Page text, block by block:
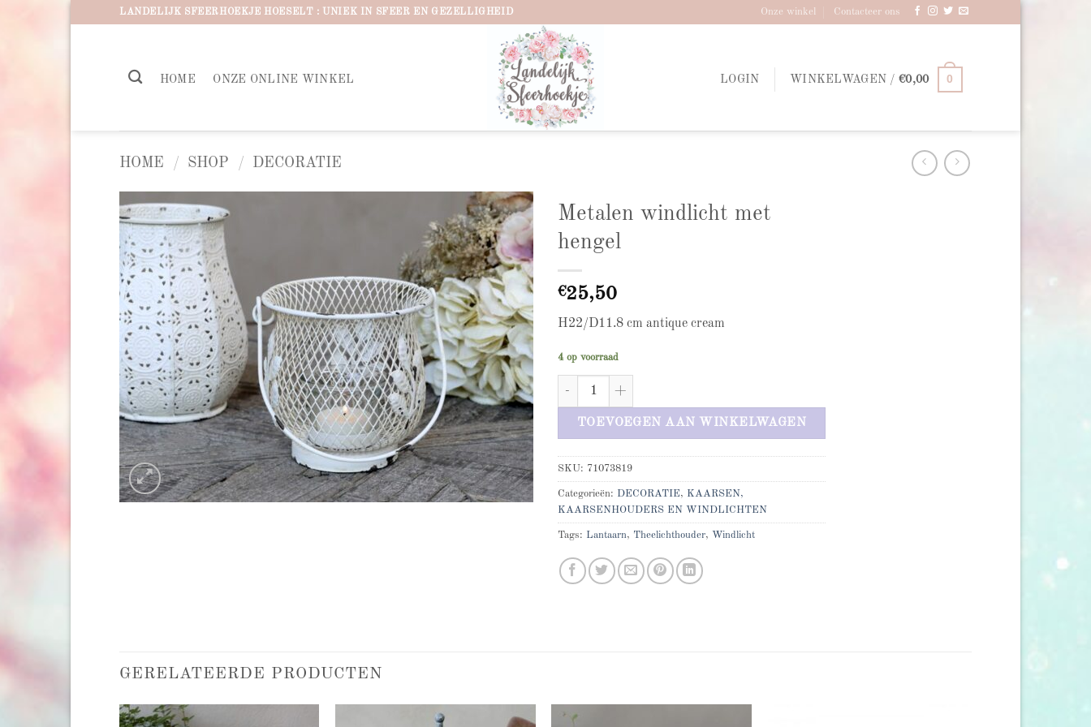
LANDELIJK SFEERHOEKJE HOESELT : UNIEK IN SFEER EN GEZELLIGHEID Onze winkel Contacteer ons
HOME ONZE ONLINE WINKEL LOGIN WINKELWAGEN /€0,00 0
HOME / SHOP / DECORATIE
Add to
wishlist
Metalen windlicht met
hengel
€25,50
H22/D11.8 cm antique cream
4 op voorraad
Metalen windlicht met hengel aantal
TOEVOEGEN AAN WINKELWAGEN
SKU: 71073819
Categorieën: DECORATIE, KAARSEN,
KAARSENHOUDERS EN WINDLICHTEN
Tags: Lantaarn, Theelichthouder, Windlicht
GERELATEERDE PRODUCTEN